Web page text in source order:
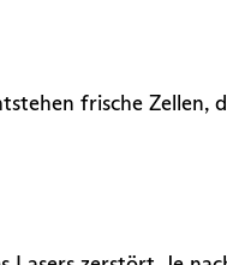
frische Zellen,